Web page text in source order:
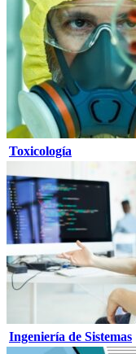
Toxicología
Ingeniería de Sistemas